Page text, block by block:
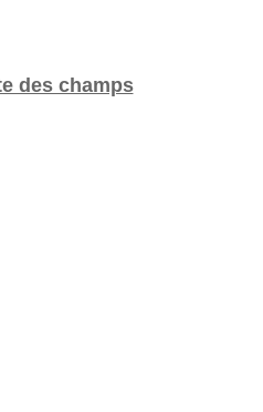
des champs